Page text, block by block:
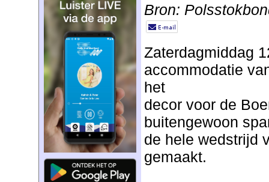
Bron:
Zaterdagmiddag
accommodatie
het
decor voor de
buitengewoon
de hele wedstrijd
gemaakt.